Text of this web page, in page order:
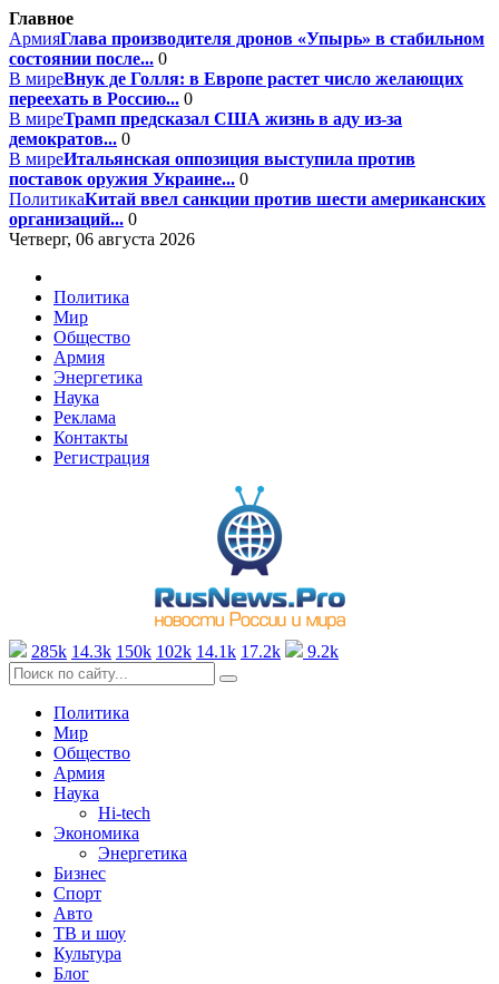
Главное
АрмияГлава производителя дронов «Упырь» в стабильном
состоянии после... 0
В миреВнук де Голля: в Европе растет число желающих
переехать в Россию... 0
В миреТрамп предсказал США жизнь в аду из-за
демократов... 0
В миреИтальянская оппозиция выступила против
поставок оружия Украине... 0
ПолитикаКитай ввел санкции против шести американских
организаций... 0
Четверг, 06 августа 2026
Политика
Мир
Общество
Армия
Энергетика
Наука
Реклама
Контакты
Регистрация
285k 14.3k 150k 102k 14.1k 17.2k 9.2k
Политика
Мир
Общество
Армия
Наука
Hi-tech
Экономика
Энергетика
Бизнес
Спорт
Авто
ТВ и шоу
Культура
Блог